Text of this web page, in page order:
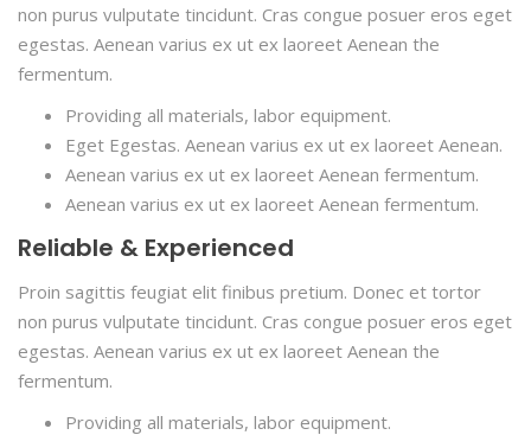
non purus vulputate tincidunt. Cras congue posuer eros eget
egestas. Aenean varius ex ut ex laoreet Aenean the
fermentum.
Providing all materials, labor equipment.
Eget Egestas. Aenean varius ex ut ex laoreet Aenean.
Aenean varius ex ut ex laoreet Aenean fermentum.
Aenean varius ex ut ex laoreet Aenean fermentum.
Reliable & Experienced
Proin sagittis feugiat elit finibus pretium. Donec et tortor
non purus vulputate tincidunt. Cras congue posuer eros eget
egestas. Aenean varius ex ut ex laoreet Aenean the
fermentum.
Providing all materials, labor equipment.